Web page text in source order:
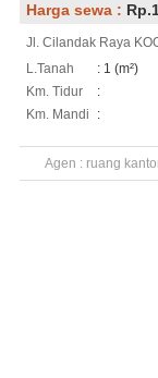
Harga sewa :
Jl. Cilandak Raya
L.Tanah
: 1 (m²)
Km. Tidur
:
Km. Mandi
:
Agen : ruang